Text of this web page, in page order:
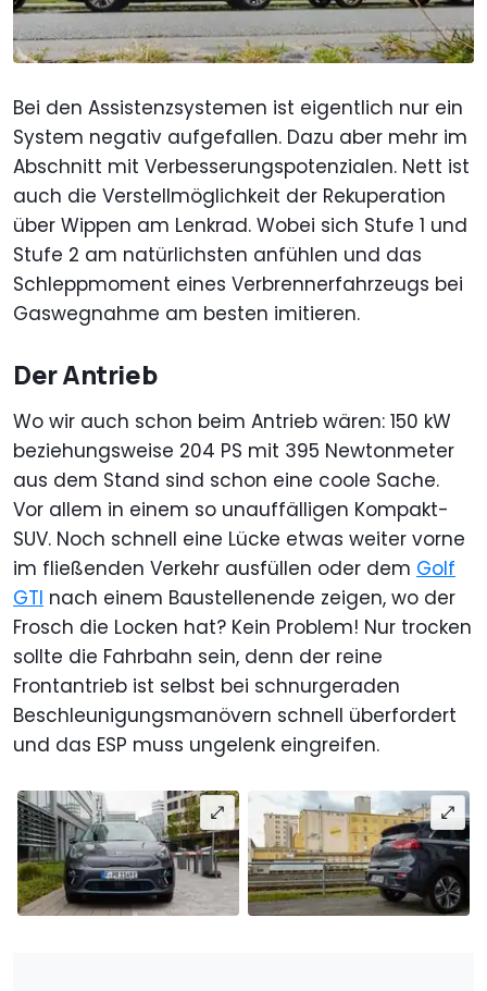
Bei den Assistenzsystemen ist eigentlich nur ein
System negativ aufgefallen. Dazu aber mehr im
Abschnitt mit Verbesserungspotenzialen. Nett ist
auch die Verstellmöglichkeit der Rekuperation
über Wippen am Lenkrad. Wobei sich Stufe 1 und
Stufe 2 am natürlichsten anfühlen und das
Schleppmoment eines Verbrennerfahrzeugs bei
Gaswegnahme am besten imitieren.
Der Antrieb
Wo wir auch schon beim Antrieb wären: 150 kW
beziehungsweise 204 PS mit 395 Newtonmeter
aus dem Stand sind schon eine coole Sache.
Vor allem in einem so unauffälligen Kompakt-
SUV. Noch schnell eine Lücke etwas weiter vorne
im fließenden Verkehr ausfüllen oder dem Golf
GTI nach einem Baustellenende zeigen, wo der
Frosch die Locken hat? Kein Problem! Nur trocken
sollte die Fahrbahn sein, denn der reine
Frontantrieb ist selbst bei schnurgeraden
Beschleunigungsmanövern schnell überfordert
und das ESP muss ungelenk eingreifen.